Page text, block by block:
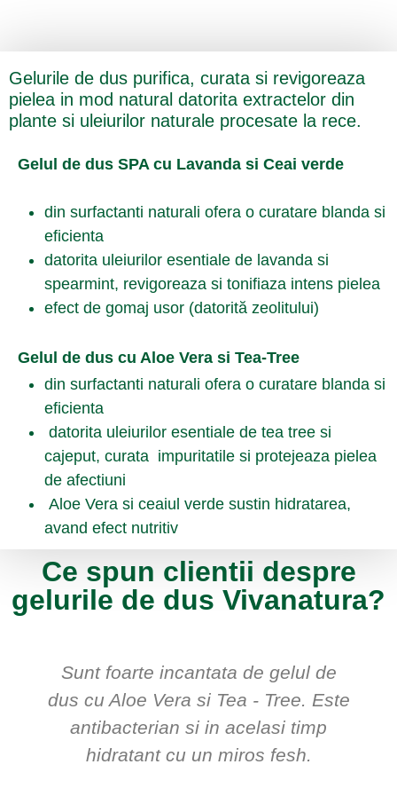
Gelurile de dus purifica, curata si revigoreaza
pielea in mod natural datorita extractelor din
plante si uleiurilor naturale procesate la rece.
Gelul de dus SPA cu Lavanda si Ceai verde
din surfactanti naturali ofera o curatare blanda si
eficienta
datorita uleiurilor esentiale de lavanda si
spearmint, revigoreaza si tonifiaza intens pielea
efect de gomaj usor (datorită zeolitului)
Gelul de dus cu Aloe Vera si Tea-Tree
din surfactanti naturali ofera o curatare blanda si
eficienta
datorita uleiurilor esentiale de tea tree si
cajeput, curata impuritatile si protejeaza pielea
de afectiuni
Aloe Vera si ceaiul verde sustin hidratarea,
avand efect nutritiv
Ce spun clientii despre
gelurile de dus Vivanatura?
Sunt foarte incantata de gelul de
dus cu Aloe Vera si Tea - Tree. Este
antibacterian si in acelasi timp
hidratant cu un miros fesh.